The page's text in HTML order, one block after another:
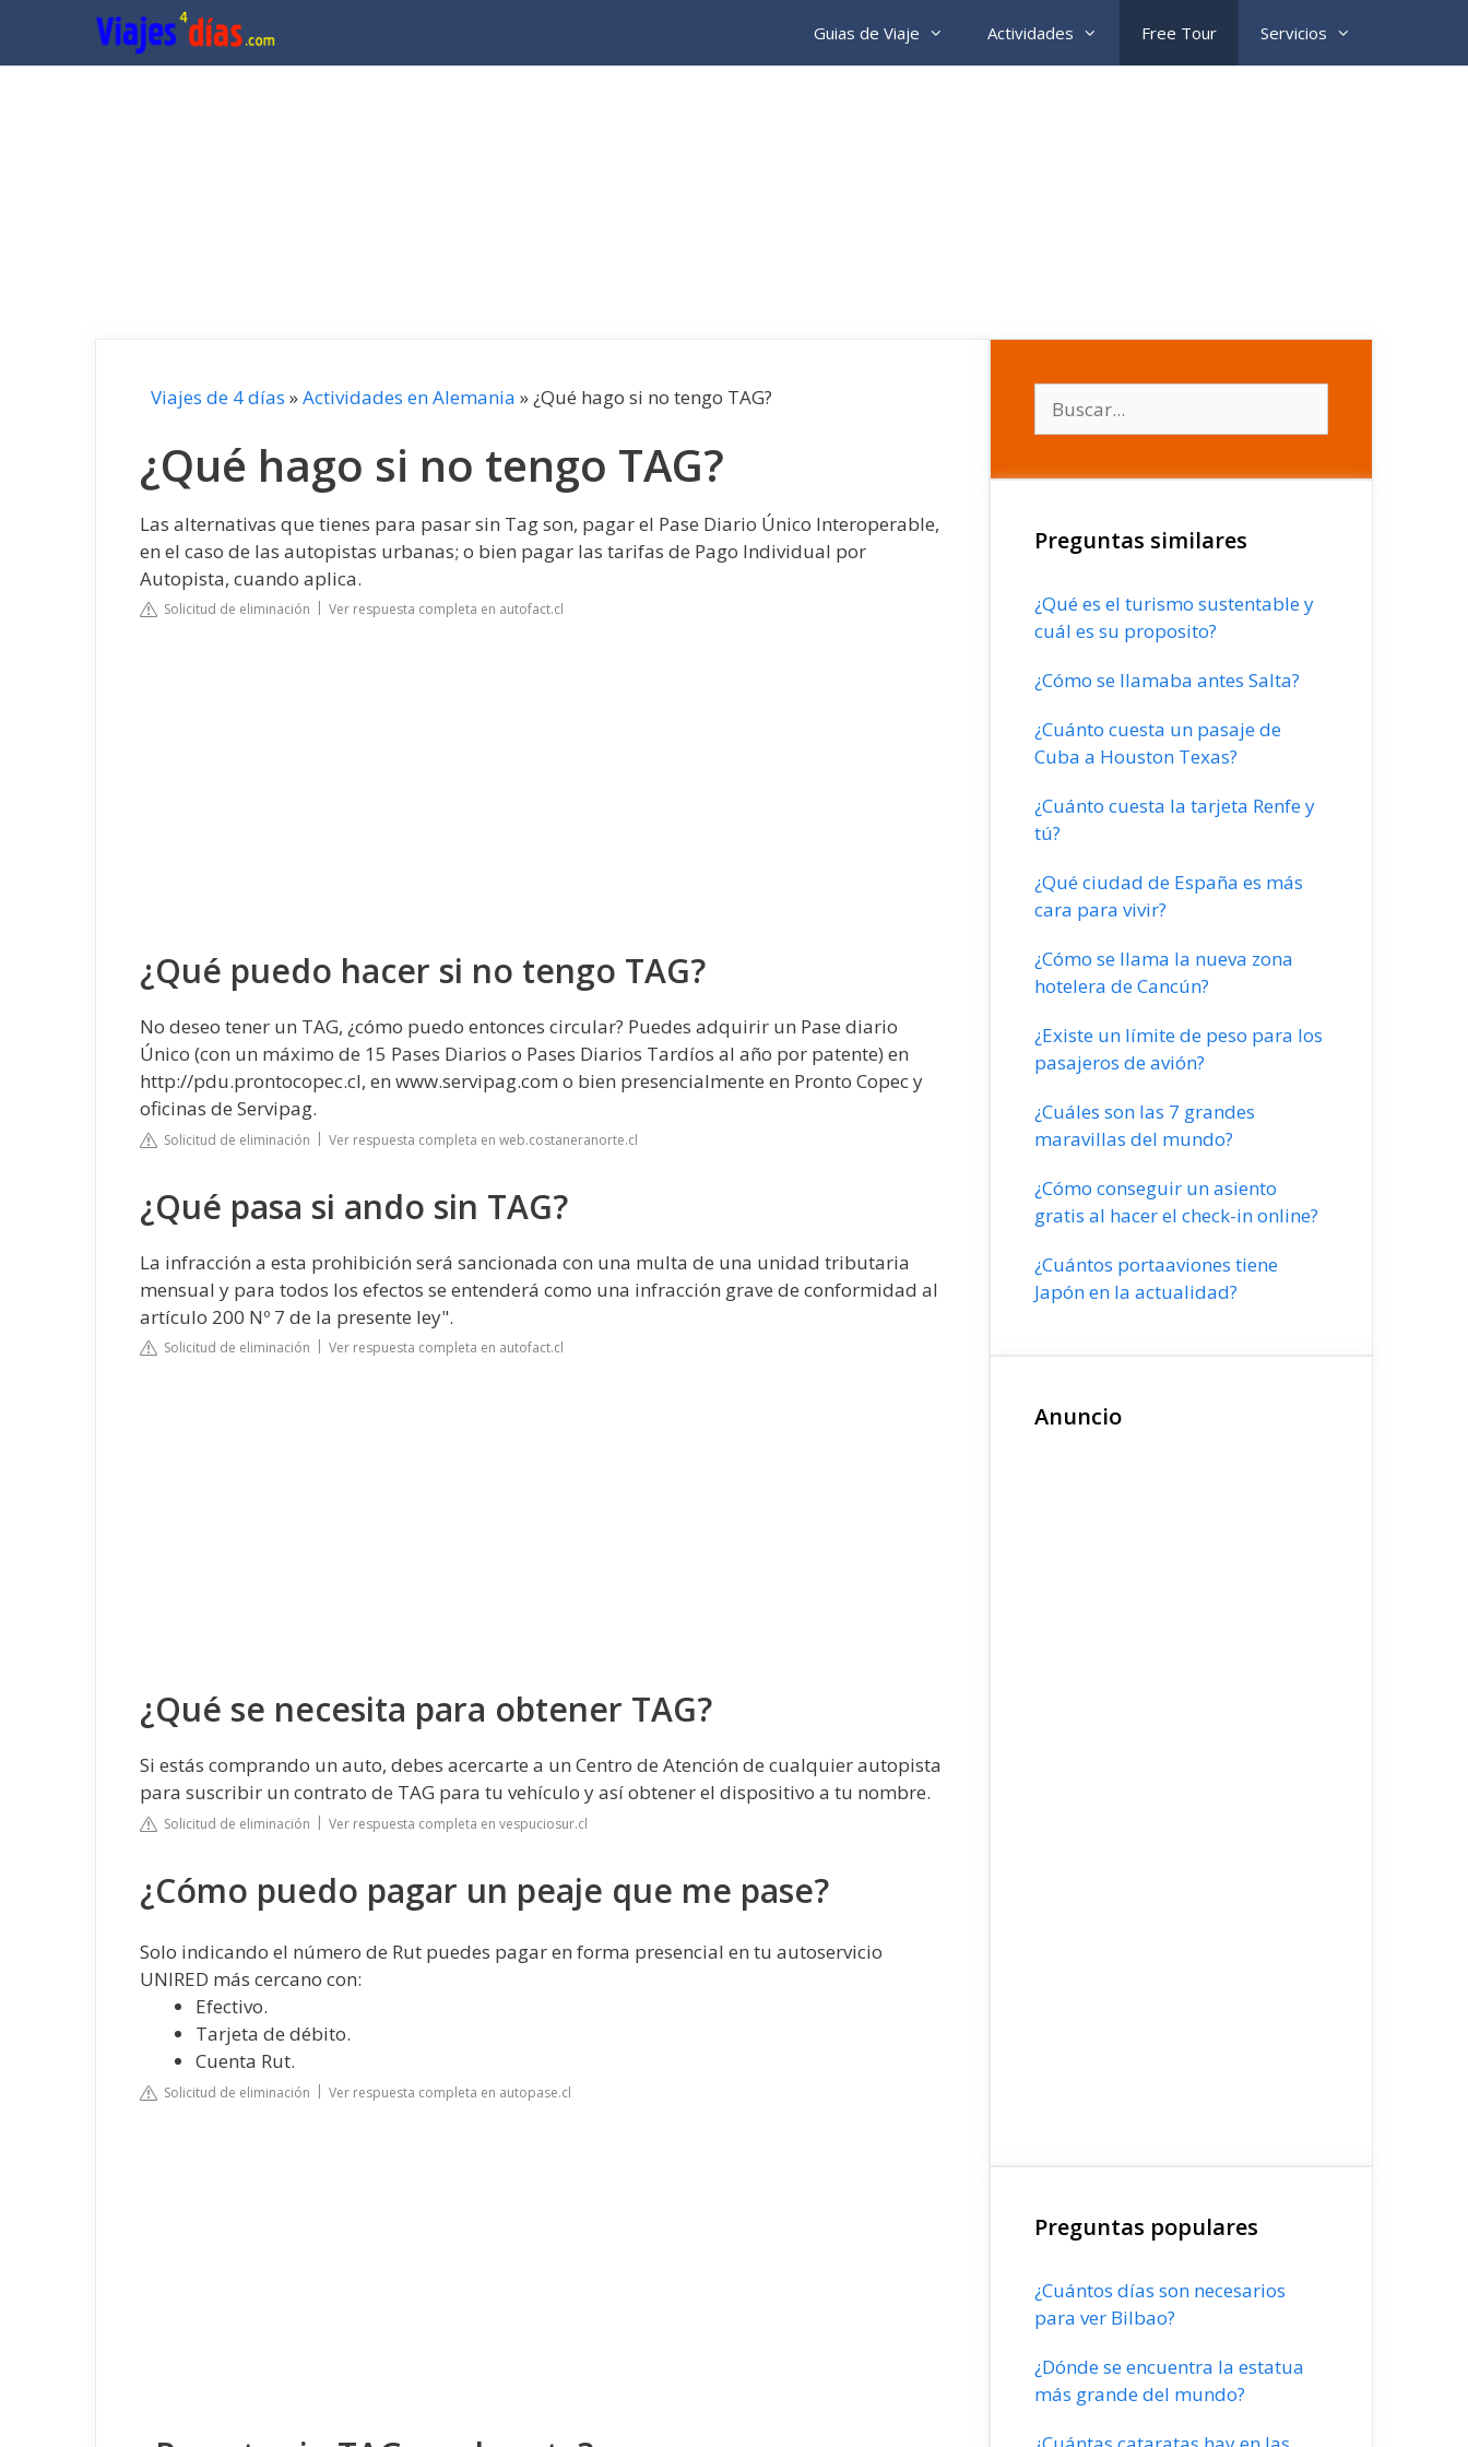
contenido
Guias de Viaje Actividades Free Tour Servicios
Viajes de 4 días »Actividades en Alemania »¿Qué hago si no tengo TAG?
¿Qué hago si no tengo TAG?
Las alternativas que tienes para pasar sin Tag son, pagar el Pase Diario Único Interoperable,
en el caso de las autopistas urbanas; o bien pagar las tarifas de Pago Individual por
Autopista, cuando aplica.
Solicitud de eliminación Ver respuesta completa en autofact.cl
¿Qué puedo hacer si no tengo TAG?
No deseo tener un TAG, ¿cómo puedo entonces circular? Puedes adquirir un Pase diario
Único (con un máximo de 15 Pases Diarios o Pases Diarios Tardíos al año por patente) en
http://pdu.prontocopec.cl, en www.servipag.com o bien presencialmente en Pronto Copec y
oficinas de Servipag.
Solicitud de eliminación Ver respuesta completa en web.costaneranorte.cl
¿Qué pasa si ando sin TAG?
La infracción a esta prohibición será sancionada con una multa de una unidad tributaria
mensual y para todos los efectos se entenderá como una infracción grave de conformidad al
artículo 200 Nº 7 de la presente ley".
Solicitud de eliminación Ver respuesta completa en autofact.cl
¿Qué se necesita para obtener TAG?
Si estás comprando un auto, debes acercarte a un Centro de Atención de cualquier autopista
para suscribir un contrato de TAG para tu vehículo y así obtener el dispositivo a tu nombre.
Solicitud de eliminación Ver respuesta completa en vespuciosur.cl
¿Cómo puedo pagar un peaje que me pase?
Solo indicando el número de Rut puedes pagar en forma presencial en tu autoservicio
UNIRED más cercano con:
Efectivo.
Tarjeta de débito.
Cuenta Rut.
Solicitud de eliminación Ver respuesta completa en autopase.cl
Preguntas similares
¿Qué es el turismo sustentable y
cuál es su proposito?
¿Cómo se llamaba antes Salta?
¿Cuánto cuesta un pasaje de
Cuba a Houston Texas?
¿Cuánto cuesta la tarjeta Renfe y
tú?
¿Qué ciudad de España es más
cara para vivir?
¿Cómo se llama la nueva zona
hotelera de Cancún?
¿Existe un límite de peso para los
pasajeros de avión?
¿Cuáles son las 7 grandes
maravillas del mundo?
¿Cómo conseguir un asiento
gratis al hacer el check-in online?
¿Cuántos portaaviones tiene
Japón en la actualidad?
Anuncio
Preguntas populares
¿Cuántos días son necesarios
para ver Bilbao?
¿Dónde se encuentra la estatua
más grande del mundo?